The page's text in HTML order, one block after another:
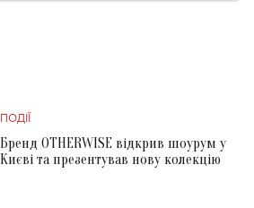
ПОДІЇ
Бренд OTHERWISE відкрив шоурум у
Києві та презентував нову колекцію